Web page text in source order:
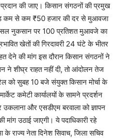
की जाए। किसान संगठनों की प्रमुख
कम से कम ₹50 हजार की दर से मुआवजा
नुकसान पर 100 प्रतिशत मुआवजे का
खेतों की गिरदावरी 24 घंटे के भीतर
देने की मांग इस दौरान किसान संगठनों ने
ने शीघ्र राहत नहीं दी, तो आंदोलन तेज
को सुबह 10 बजे संयुक्त किसान मोर्चा के
कमेटी कार्यालयों के सामने प्रदर्शन
और एसडीएम बरवाला को ज्ञापन
उठाई जाएगी। ये पदाधिकारी रहे
के राज्य नेता दिनेश सिवाच, जिला सचिव